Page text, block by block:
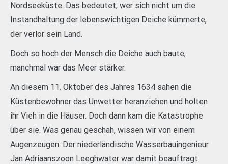
Nordseeküste. Das bedeutet, wer sich nicht um die
Instandhaltung der lebenswichtigen Deiche kümmerte,
der verlor sein Land.
Doch so hoch der Mensch die Deiche auch baute,
manchmal war das Meer stärker.
An diesem 11. Oktober des Jahres 1634 sahen die
Küstenbewohner das Unwetter heranziehen und holten
ihr Vieh in die Häuser. Doch dann kam die Katastrophe
über sie. Was genau geschah, wissen wir von einem
Augenzeugen. Der niederländische Wasserbauingenieur
Jan Adriaanszoon Leeghwater war damit beauftragt